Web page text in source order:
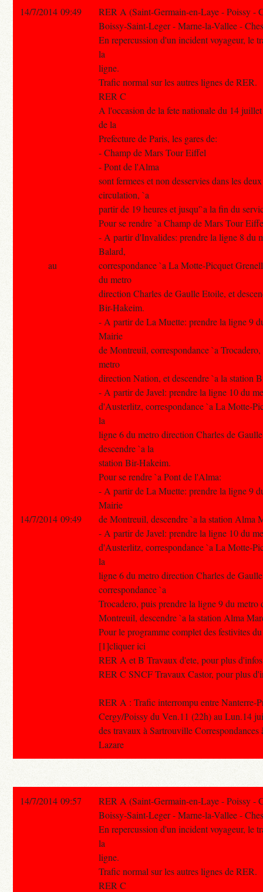
14/7/2014 09:49
RER A (Saint-Germain-en-Laye - Poissy -
Boissy-Saint-Leger - Marne-la-Vallee -
En repercussion d'un incident voyageur, le
la
ligne.
Trafic normal sur les autres lignes de RER.
RER C
A l'occasion de la fete nationale du 14
de la
Prefecture de Paris, les gares de:
- Champ de Mars Tour Eiffel
- Pont de l'Alma
sont fermees et non desservies dans les
circulation, `a
partir de 19 heures et jusqu'`a la fin du
Pour se rendre `a Champ de Mars Tour
- A partir d'Invalides: prendre la ligne 8 du
Balard,
correspondance `a La Motte-Picquet
du metro
direction Charles de Gaulle Etoile, et
Bir-Hakeim.
- A partir de La Muette: prendre la ligne 9
Mairie
de Montreuil, correspondance `a
metro
direction Nation, et descendre `a la station
- A partir de Javel: prendre la ligne 10 du
d'Austerlitz, correspondance `a La Motte-
la
ligne 6 du metro direction Charles de
descendre `a la
station Bir-Hakeim.
Pour se rendre `a Pont de l'Alma:
- A partir de La Muette: prendre la ligne 9
Mairie
de Montreuil, descendre `a la station Alma
- A partir de Javel: prendre la ligne 10 du
d'Austerlitz, correspondance `a La Motte-
la
ligne 6 du metro direction Charles de
correspondance `a
Trocadero, puis prendre la ligne 9 du
Montreuil, descendre `a la station Alma
Pour le programme complet des festivites
[1]cliquer ici
RER A et B Travaux d'ete, pour plus
RER C SNCF Travaux Castor, pour plus
RER A : Trafic interrompu entre Nanterre-
Cergy/Poissy du Ven.11 (22h) au Lun.14
des travaux à Sartrouville Correspondances
Lazare
au
14/7/2014 09:49
14/7/2014 09:57
RER A (Saint-Germain-en-Laye - Poissy -
Boissy-Saint-Leger - Marne-la-Vallee -
En repercussion d'un incident voyageur, le
la
ligne.
Trafic normal sur les autres lignes de RER.
RER C